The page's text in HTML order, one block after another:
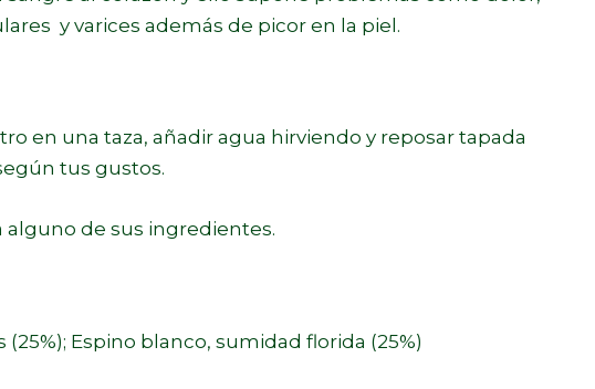
y varices además de picor en la piel.
en una taza, añadir agua hirviendo y reposar tapada
tus gustos.
alguno de sus ingredientes.
(25%); Espino blanco, sumidad florida (25%)